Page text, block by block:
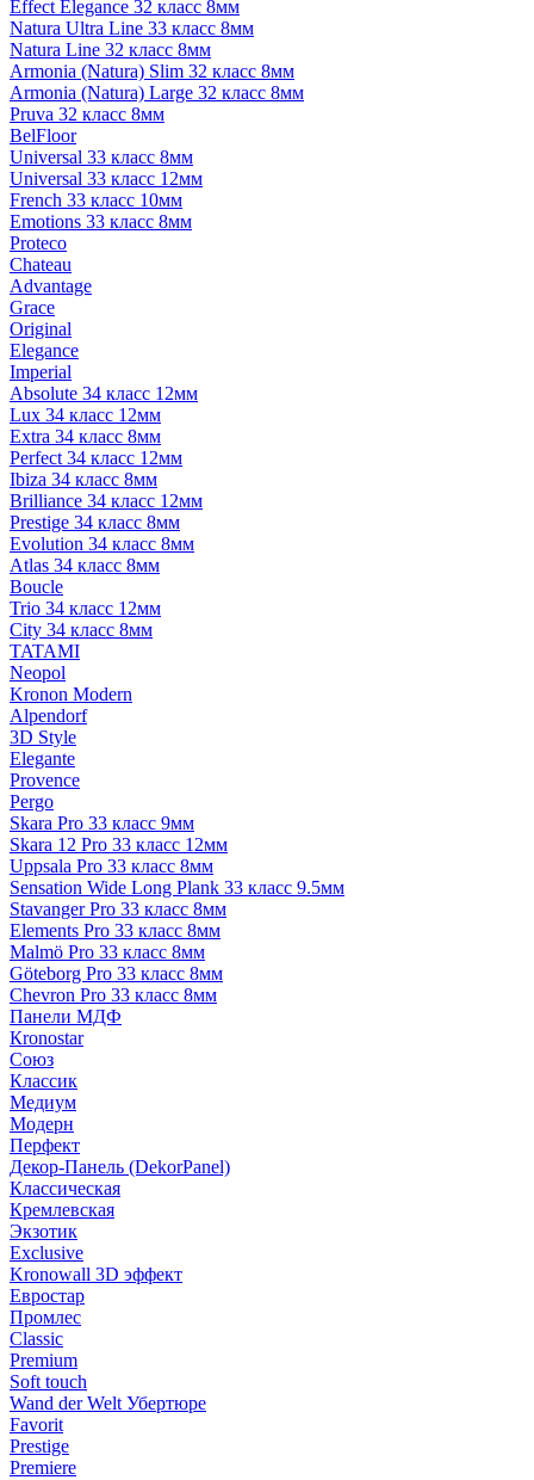
Effect Elegance 32 класс 8мм
Natura Ultra Line 33 класс 8мм
Natura Line 32 класс 8мм
Armonia (Natura) Slim 32 класс 8мм
Armonia (Natura) Large 32 класс 8мм
Pruva 32 класс 8мм
BelFloor
Universal 33 класс 8мм
Universal 33 класс 12мм
French 33 класс 10мм
Emotions 33 класс 8мм
Proteco
Chateau
Advantage
Grace
Original
Elegance
Imperial
Absolute 34 класс 12мм
Lux 34 класс 12мм
Extra 34 класс 8мм
Perfect 34 класс 12мм
Ibiza 34 класс 8мм
Brilliance 34 класс 12мм
Prestige 34 класс 8мм
Evolution 34 класс 8мм
Atlas 34 класс 8мм
Boucle
Trio 34 класс 12мм
City 34 класс 8мм
TATAMI
Neopol
Kronon Modern
Alpendorf
3D Style
Elegante
Provence
Pergo
Skara Pro 33 класс 9мм
Skara 12 Pro 33 класс 12мм
Uppsala Pro 33 класс 8мм
Sensation Wide Long Plank 33 класс 9.5мм
Stavanger Pro 33 класс 8мм
Elements Pro 33 класс 8мм
Malmö Pro 33 класс 8мм
Göteborg Pro 33 класс 8мм
Chevron Pro 33 класс 8мм
Панели МДФ
Кronostar
Союз
Классик
Медиум
Модерн
Перфект
Декор-Панель (DekorPanel)
Классическая
Кремлевская
Экзотик
Exclusive
Kronowall 3D эффект
Евростар
Промлес
Classic
Premium
Soft touch
Wand der Welt Убертюре
Favorit
Prestige
Premiere